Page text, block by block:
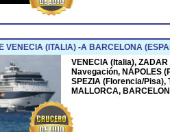
VENECIA (ITALIA) -A BARCELONA
VENECIA (Italia),
Navegación, NÁPOLES
SPEZIA (Florencia/Pisa),
MALLORCA,